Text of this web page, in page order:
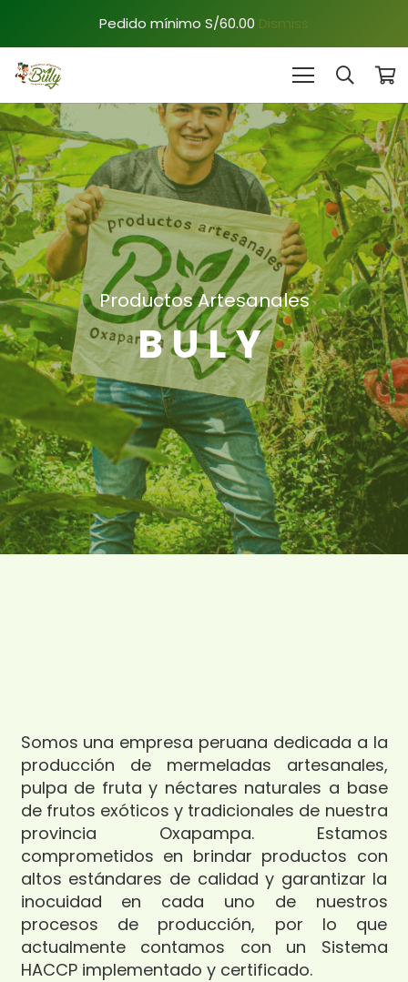
Productos Artesanales
BULY
Somos una empresa peruana dedicada a la
producción de mermeladas artesanales,
pulpa de fruta y néctares naturales a base
de frutos exóticos y tradicionales de nuestra
provincia Oxapampa. Estamos
comprometidos en brindar productos con
altos estándares de calidad y garantizar la
inocuidad en cada uno de nuestros
procesos de producción, por lo que
actualmente contamos con un Sistema
HACCP implementado y certificado.
Pedido mínimo S/60.00 Dismiss